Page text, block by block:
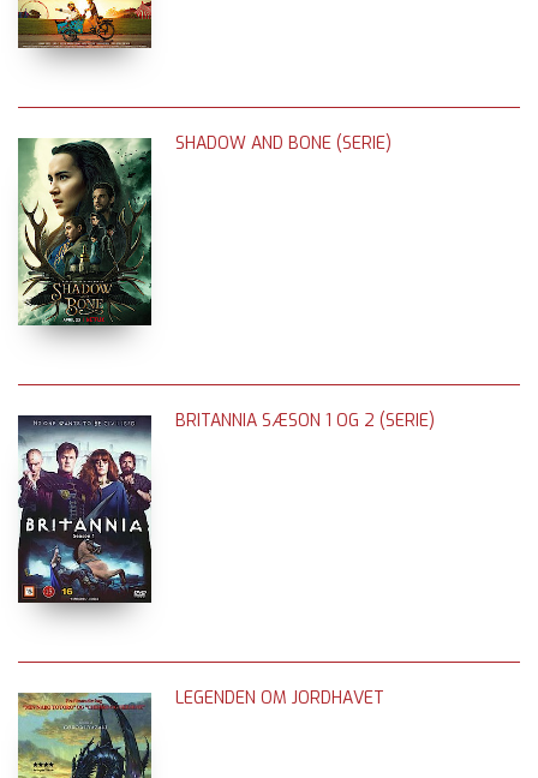
SHADOW AND BONE (SERIE)
BRITANNIA SÆSON 1 OG 2 (SERIE)
LEGENDEN OM JORDHAVET